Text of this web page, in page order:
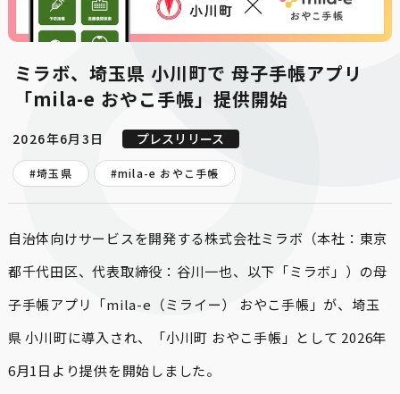
ミラボ、埼玉県 小川町で 母子手帳アプリ
「mila-e おやこ手帳」提供開始
2026年6月3日 プレスリリース
#埼玉県 #mila-e おやこ手帳
自治体向けサービスを開発する株式会社ミラボ（本社：東京
都千代田区、代表取締役：谷川一也、以下「ミラボ」）の母
子手帳アプリ「mila-e（ミライー） おやこ手帳」が、埼玉
県 小川町に導入され、「小川町 おやこ手帳」として 2026年
6月1日より提供を開始しました。